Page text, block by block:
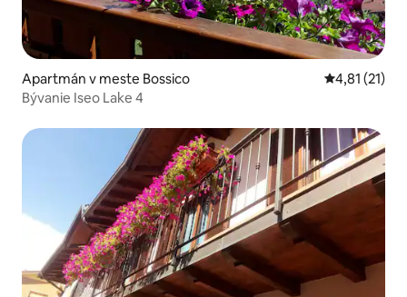
Apartmán v meste Bossico Priemerné
4,81 (21)
Bývanie Iseo Lake 4